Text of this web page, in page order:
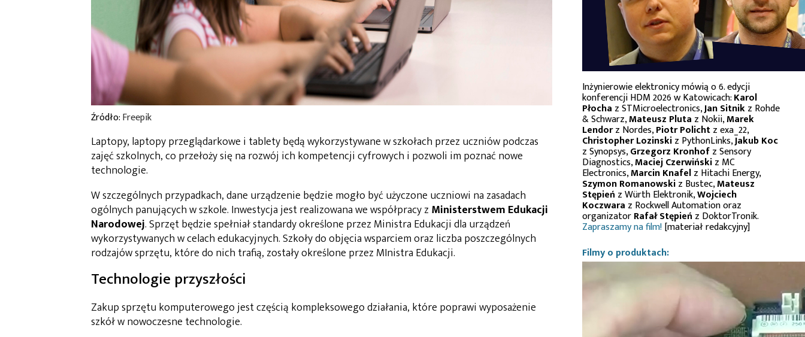
Źródło:Freepik
Laptopy, laptopy przeglądarkowe i tablety będą wykorzystywane w szkołach przez uczniów podczas
zajęć szkolnych, co przełoży się na rozwój ich kompetencji cyfrowych i pozwoli im poznać nowe
technologie.
W szczególnych przypadkach, dane urządzenie będzie mogło być użyczone uczniowi na zasadach
ogólnych panujących w szkole. Inwestycja jest realizowana we współpracy z Ministerstwem Edukacji
Narodowej. Sprzęt będzie spełniał standardy określone przez Ministra Edukacji dla urządzeń
wykorzystywanych w celach edukacyjnych. Szkoły do objęcia wsparciem oraz liczba poszczególnych
rodzajów sprzętu, które do nich trafią, zostały określone przez MInistra Edukacji.
Technologie przyszłości
Zakup sprzętu komputerowego jest częścią kompleksowego działania, które poprawi wyposażenie
szkół w nowoczesne technologie.
Inżynierowie elektronicy mówią o 6. edycji
konferencji HDM 2026 w Katowicach:Karol
Płocha z STMicroelectronics,Jan Sitnikz Rohde
& Schwarz,Mateusz Pluta z Nokii,Marek
Lendorz Nordes,Piotr Polichtz exa_22,
Christopher Lozinskiz PythonLinks,Jakub Koc
z Synopsys,Grzegorz Kronhofz Sensory
Diagnostics,Maciej Czerwińskiz MC
Electronics,Marcin Knafelz Hitachi Energy,
Szymon Romanowskiz Bustec,Mateusz
Stępień z Würth Elektronik,Wojciech
Koczwara z Rockwell Automation oraz
organizatorRafał Stępień z DoktorTronik.
Zapraszamy na film![materiał redakcyjny]
Filmy o produktach: